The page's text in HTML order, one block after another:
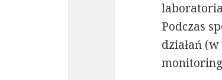
Podczas
działań